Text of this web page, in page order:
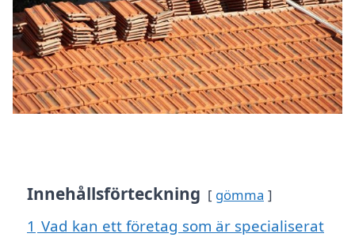
Innehållsförteckning gömma
1 Vad kan ett företag som är specialiserat